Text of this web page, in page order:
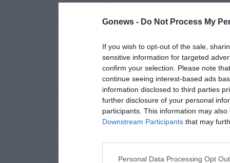
Gonews - Do Not Process My
If you wish to opt-out of the sale,
sensitive information for targeted
confirm your selection. Please note
continue seeing interest-based ads
information disclosed to third parties
further disclosure of your personal
participants. This information may
Downstream Participants that may
Personal Data Processing Opt